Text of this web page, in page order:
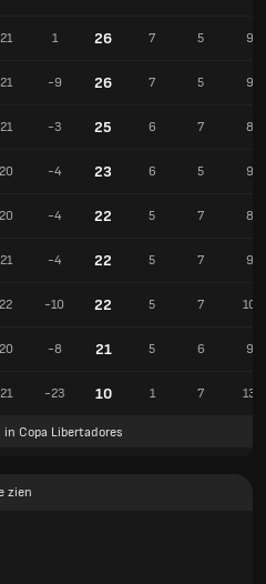
21 1 26 7 5 9
21 -9 26 7 5 9
21 -3 25 6 7 8
20 -4 23 6 5 9
20 -4 22 5 7 8
21 -4 22 5 7 9
22 -10 22 5 7 10
20 -8 21 5 6 9
21 -23 10 1 7 13
Copa Libertadores
zien